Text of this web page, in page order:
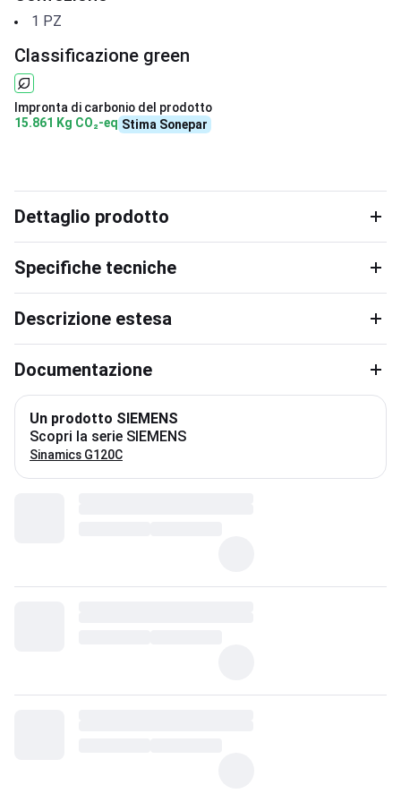
1 PZ
Classificazione green
Impronta di carbonio del prodotto
15.861 Kg CO₂-eq Stima Sonepar
Dettaglio prodotto
Specifiche tecniche
Descrizione estesa
Documentazione
Un prodotto SIEMENS
Scopri la serie SIEMENS
Sinamics G120C